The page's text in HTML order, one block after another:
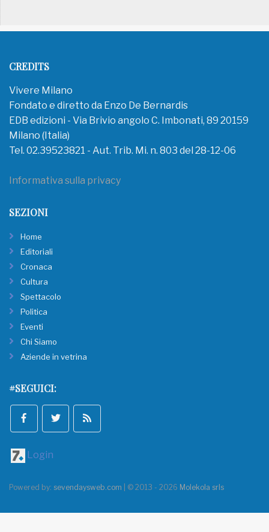
CREDITS
Vivere Milano
Fondato e diretto da Enzo De Bernardis
EDB edizioni - Via Brivio angolo C. Imbonati, 89 20159
Milano (Italia)
Tel. 02.39523821 - Aut. Trib. Mi. n. 803 del 28-12-06
Informativa sulla privacy
SEZIONI
Home
Editoriali
Cronaca
Cultura
Spettacolo
Politica
Eventi
Chi Siamo
Aziende in vetrina
#SEGUICI:
Login
Powered by: sevendaysweb.com | © 2013 - 2026 Molekola srls